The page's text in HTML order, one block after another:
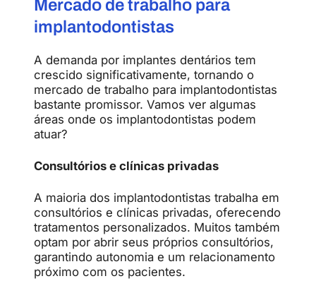
Mercado de trabalho para
implantodontistas
A demanda por implantes dentários tem
crescido significativamente, tornando o
mercado de trabalho para implantodontistas
bastante promissor. Vamos ver algumas
áreas onde os implantodontistas podem
atuar?
Consultórios e clínicas privadas
A maioria dos implantodontistas trabalha em
consultórios e clínicas privadas, oferecendo
tratamentos personalizados. Muitos também
optam por abrir seus próprios consultórios,
garantindo autonomia e um relacionamento
próximo com os pacientes.